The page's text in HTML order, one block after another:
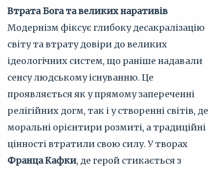
Втрата Бога та великих наративів
Модернізм фіксує глибоку десакралізацію
світу та втрату довіри до великих
ідеологічних систем, що раніше надавали
сенсу людському існуванню. Це
проявляється як у прямому запереченні
релігійних догм, так і у створенні світів, де
моральні орієнтири розмиті, а традиційні
цінності втратили свою силу. У творах
Франца Кафки, де герой стикається з